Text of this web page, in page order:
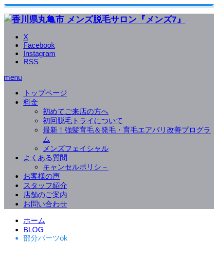
X
Facebook
Instagram
RSS
menu
トップページ
料金
初めてご来店の方へ
初回脱毛トライについて
最新！強髪育毛＆発毛・育毛エアバリ改善プログラ
ム
メンズフェイシャル
よくある質問
キャンセルポリシ－
お客様の声
スタッフ紹介
店舗のご案内
お問い合わせ
ホーム
BLOG
部分パーツok